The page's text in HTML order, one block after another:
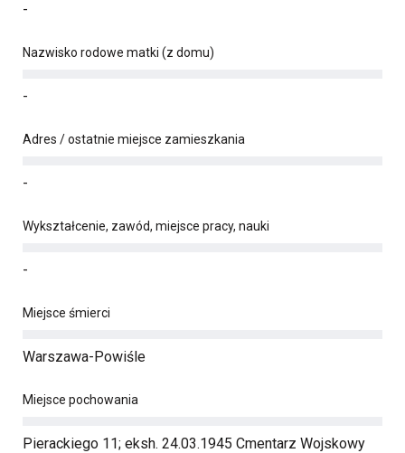
-
Nazwisko rodowe matki (z domu)
-
Adres / ostatnie miejsce zamieszkania
-
Wykształcenie, zawód, miejsce pracy, nauki
-
Miejsce śmierci
Warszawa-Powiśle
Miejsce pochowania
Pierackiego 11; eksh. 24.03.1945 Cmentarz Wojskowy